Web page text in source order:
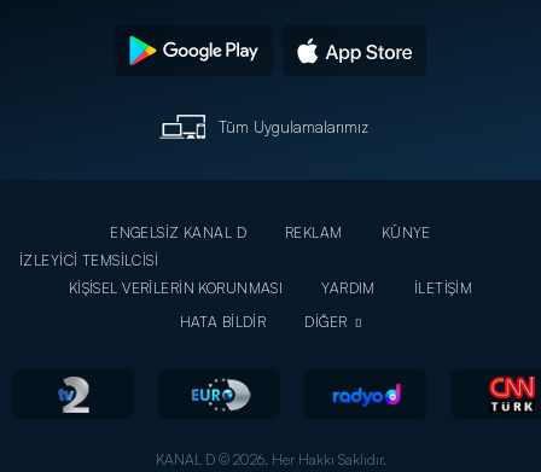
Tüm Uygulamalarımız
ENGELSİZ KANAL D REKLAM
KÜNYE
İZLEYİCİ TEMSİLCİSİ
KİŞİSEL VERİLERİN KORUNMASI
YARDIM
İLETİŞİM
HATA BİLDİR
DİĞER
KANAL D © 2026. Her Hakkı Saklıdır.